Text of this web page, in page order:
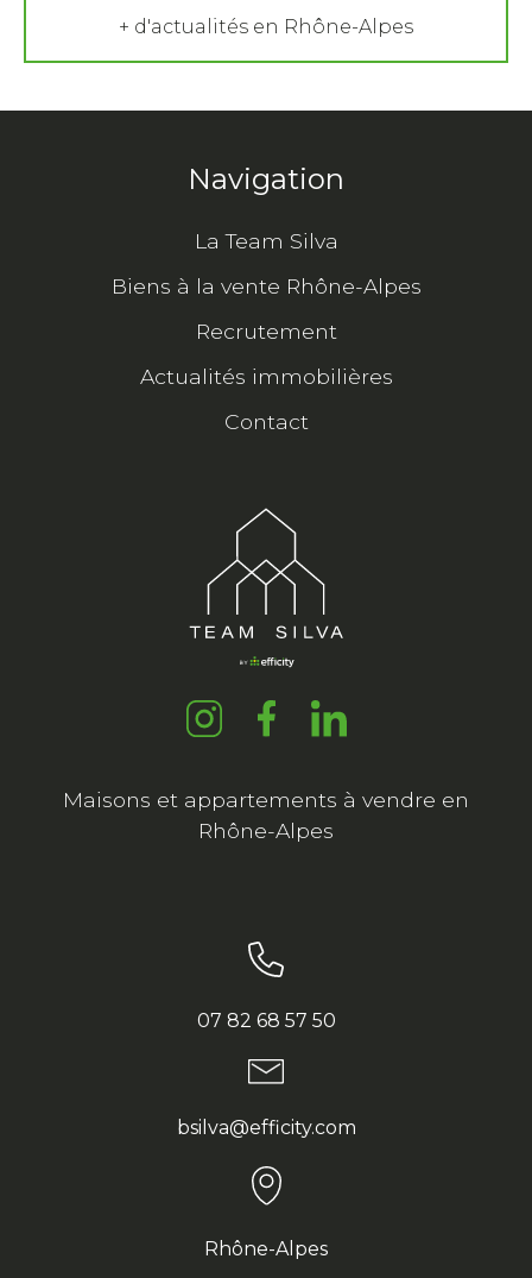
+ d'actualités en Rhône-Alpes
Navigation
La Team Silva
Biens à la vente Rhône-Alpes
Recrutement
Actualités immobilières
Contact
Maisons et appartements à vendre en
Rhône-Alpes
07 82 68 57 50
bsilva@efficity.com
Rhône-Alpes